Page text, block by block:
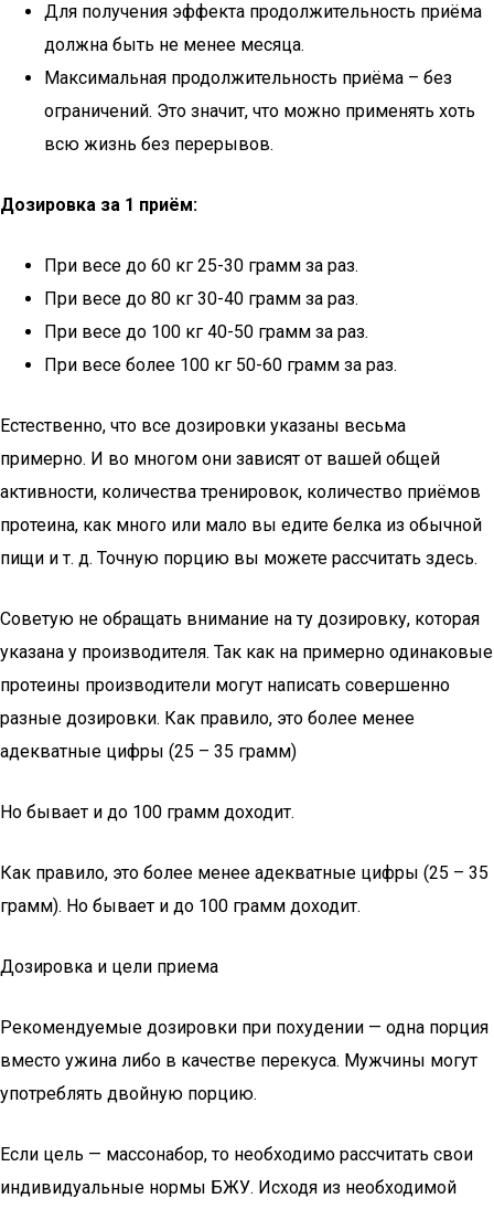
Для получения эффекта продолжительность приёма
должна быть не менее месяца.
Максимальная продолжительность приёма – без
ограничений. Это значит, что можно применять хоть
всю жизнь без перерывов.
Дозировка за 1 приём:
При весе до 60 кг 25-30 грамм за раз.
При весе до 80 кг 30-40 грамм за раз.
При весе до 100 кг 40-50 грамм за раз.
При весе более 100 кг 50-60 грамм за раз.
Естественно, что все дозировки указаны весьма
примерно. И во многом они зависят от вашей общей
активности, количества тренировок, количество приёмов
протеина, как много или мало вы едите белка из обычной
пищи и т. д. Точную порцию вы можете рассчитать здесь.
Советую не обращать внимание на ту дозировку, которая
указана у производителя. Так как на примерно одинаковые
протеины производители могут написать совершенно
разные дозировки. Как правило, это более менее
адекватные цифры (25 – 35 грамм)
Но бывает и до 100 грамм доходит.
Как правило, это более менее адекватные цифры (25 – 35
грамм). Но бывает и до 100 грамм доходит.
Дозировка и цели приема
Рекомендуемые дозировки при похудении — одна порция
вместо ужина либо в качестве перекуса. Мужчины могут
употреблять двойную порцию.
Если цель — массонабор, то необходимо рассчитать свои
индивидуальные нормы БЖУ. Исходя из необходимой